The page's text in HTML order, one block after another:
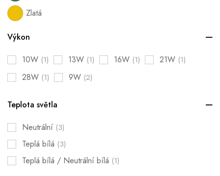
Zlatá
Výkon
10W (1) 13W (1) 16W (1) 21W (1)
28W (1) 9W (2)
Teplota světla
Neutrální (3)
Teplá bílá (3)
Teplá bílá / Neutrální bílá (1)